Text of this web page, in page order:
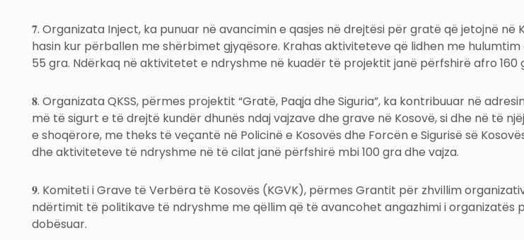
𝟕. Organizata Inject, ka punuar në avancimin e qasjes në drejtësi për gratë që jetojnë
hasin kur përballen me shërbimet gjyqësore. Krahas aktiviteteve që lidhen me
55 gra. Ndërkaq në aktivitetet e ndryshme në kuadër të projektit janë përfshirë afro 160
𝟖. Organizata QKSS, përmes projektit “Gratë, Paqja dhe Siguria”, ka kontribuuar në
më të sigurt e të drejtë kundër dhunës ndaj vajzave dhe grave në Kosovë, si dhe në të
e shoqërore, me theks të veçantë në Policinë e Kosovës dhe Forcën e Sigurisë së
dhe aktiviteteve të ndryshme në të cilat janë përfshirë mbi 100 gra dhe vajza.
𝟗. Komiteti i Grave të Verbëra të Kosovës (KGVK), përmes Grantit për zhvillim
ndërtimit të politikave të ndryshme me qëllim që të avancohet angazhimi i
dobësuar.